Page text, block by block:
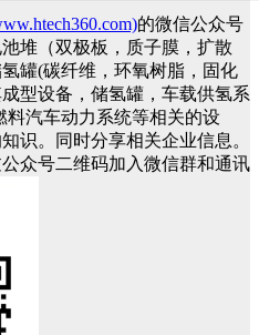
的微信公众号
堆（双极板，质子膜，扩散
罐(碳纤维，环氧树脂，固化
型设备，储氢罐，车载供氢系
汽车动力系统等相关的设
识。同时分享相关企业信息。
众号二维码加入微信群和通讯